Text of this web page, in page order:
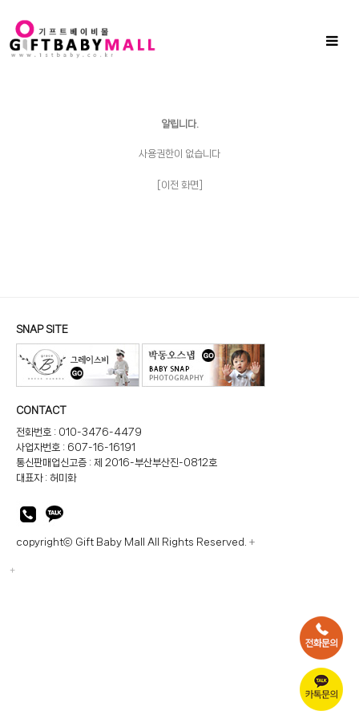
Toggle
Promotion
알립니다.
사용권한이 없습니다
[이전 화면]
SNAP SITE
CONTACT
전화번호 : 010-3476-4479
사업자번호 : 607-16-16191
통신판매업신고증 : 제 2016-부산부산진-0812호
대표자 : 허미화
copyrightⓒ Gift Baby Mall All Rights Reserved. +